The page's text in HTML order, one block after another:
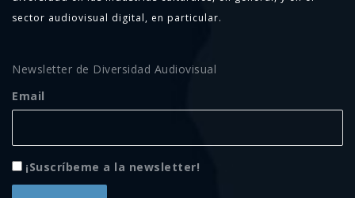
sector audiovisual digital, en particular.
Newsletter de Diversidad Audiovisual
Email
¡Suscríbeme a la newsletter!